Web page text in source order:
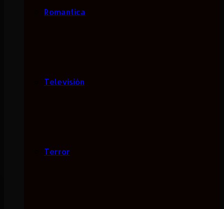
Romantica
Televisión
Terror